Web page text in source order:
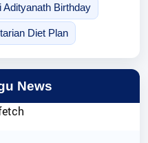
Adityanath Birthday
Diet Plan
News